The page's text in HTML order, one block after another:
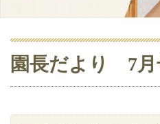
園長だより 7月